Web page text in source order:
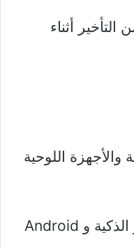
أثناء
والأجهزة اللوحية
متوافق مع أجهزة التلفاز الذكية و Android